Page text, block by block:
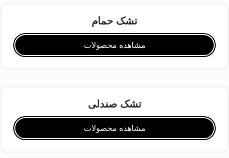
تشک حمام
مشاهده محصولات
تشک صندلی
مشاهده محصولات